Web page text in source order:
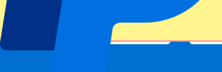
À propos de Roland-Garros Day 15 - Men's Final -